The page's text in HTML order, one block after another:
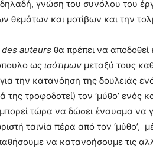
γνώση του συνόλου του
θεμάτων και μοτίβων και την
des auteurs θα πρέπει να
ως ισότιμων μεταξύ τους
την κατανόηση της δουλειάς
της τροφοδοτεί) τον ‘μύθο’ ενός
τώρα να δώσει έναυσμα
ταινία πέρα από τον ‘μύθο’,
να κατανοήσουμε τις